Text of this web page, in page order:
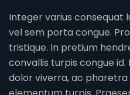
Integer varius consequat
vel sem porta congue.
tristique. In pretium
convallis turpis congue
dolor viverra, ac